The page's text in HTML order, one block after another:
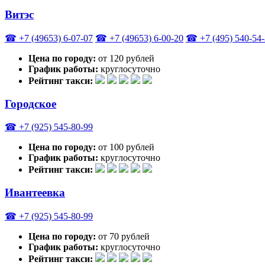
Витэс
☎ +7 (49653) 6-07-07 ☎ +7 (49653) 6-00-20 ☎ +7 (495) 540-
Цена по городу: от 120 рублей
График работы: круглосуточно
Рейтинг такси:
Городское
☎ +7 (925) 545-80-99
Цена по городу: от 100 рублей
График работы: круглосуточно
Рейтинг такси:
Ивантеевка
☎ +7 (925) 545-80-99
Цена по городу: от 70 рублей
График работы: круглосуточно
Рейтинг такси: